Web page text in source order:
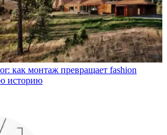
как монтаж превращает fashion
историю